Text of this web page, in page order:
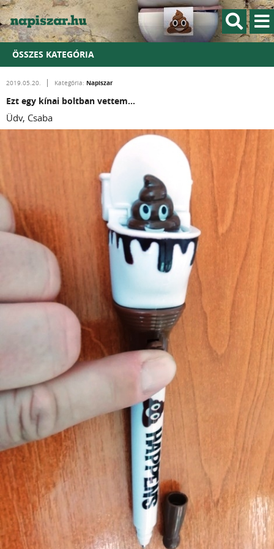
ÖSSZES KATEGÓRIA
2019.05.20. Kategória: Napiszar
Ezt egy kínai boltban vettem...
Üdv, Csaba